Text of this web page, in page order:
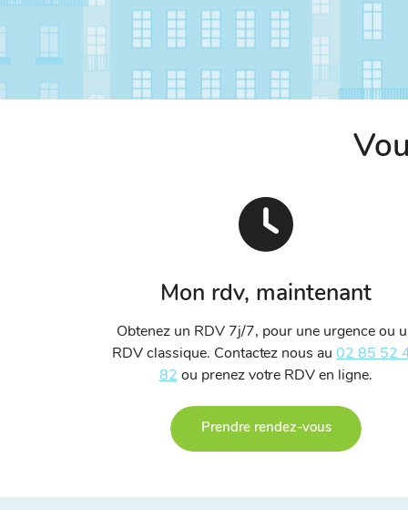
Mon rdv, maintenant
Obtenez un RDV 7j/7, pour une urgence ou
RDV classique. Contactez nous au 02 85 52
82 ou prenez votre RDV en ligne.
Prendre rendez-vous